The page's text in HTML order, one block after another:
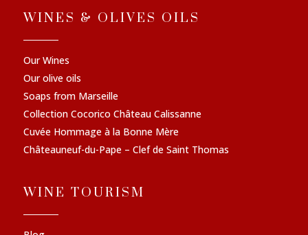
WINES & OLIVES OILS
Our Wines
Our olive oils
Soaps from Marseille
Collection Cocorico Château Calissanne
Cuvée Hommage à la Bonne Mère
Châteauneuf-du-Pape – Clef de Saint Thomas
WINE TOURISM